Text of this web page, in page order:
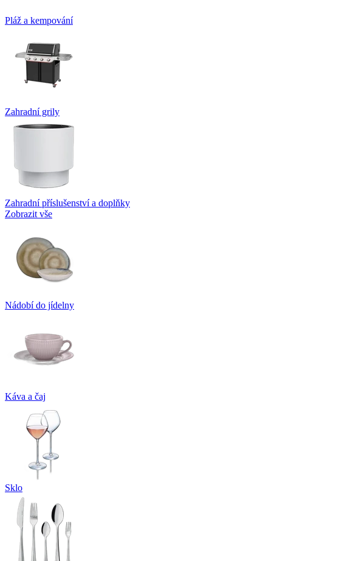
Pláž a kempování
Zahradní grily
Zahradní příslušenství a doplňky
Zobrazit vše
Nádobí do jídelny
Káva a čaj
Sklo